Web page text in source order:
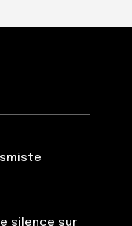
silence sur